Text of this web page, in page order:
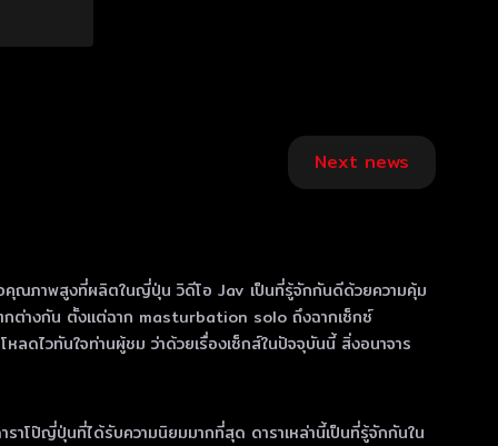
Next news
คุณภาพสูงที่ผลิตในญี่ปุ่น วิดีโอ Jav เป็นที่รู้จักกันดีด้วยความคุ้ม
กต่างกัน ตั้งแต่ฉาก masturbation solo ถึงฉากเซ็กซ์
ไวทันใจท่านผู้ชม ว่าด้วยเรื่องเซ็กส์ในปัจจุบันนี้ สิ่งอนาจาร
าโป๊ญี่ปุ่นที่ได้รับความนิยมมากที่สุด ดาราเหล่านี้เป็นที่รู้จักกันใน